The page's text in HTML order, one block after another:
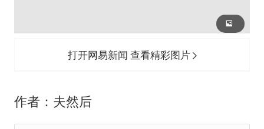
打开网易新闻 查看精彩图片
作者：夫然后